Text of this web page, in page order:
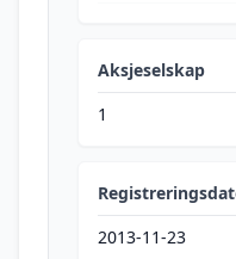
Aksjeselskap
1
2013-11-23